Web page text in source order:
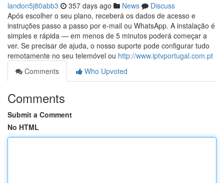
landon5j80abb3 357 days ago News
Discuss
Após escolher o seu plano, receberá os dados de acesso e
instruções passo a passo por e-mail ou WhatsApp. A instalação é
simples e rápida — em menos de 5 minutos poderá começar a
ver. Se precisar de ajuda, o nosso suporte pode configurar tudo
remotamente no seu telemóvel ou http://www.iptvportugal.com.pt
Comments
Who Upvoted
Comments
Submit a Comment
No HTML